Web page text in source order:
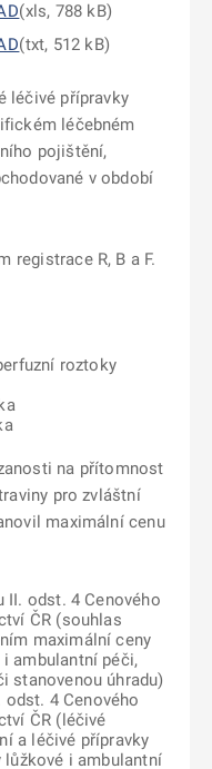
(xls, 788 kB)
(txt, 512 kB)
léčivé přípravky
léčebném
pojištění,
v období
registrace R, B a F.
roztoky
na přítomnost
pro zvláštní
maximální cenu
II. odst. 4 Cenového
ČR (souhlas
maximální ceny
ambulantní péči,
stanovenou úhradu)
4 Cenového
ČR (léčivé
a léčivé přípravky
i ambulantní